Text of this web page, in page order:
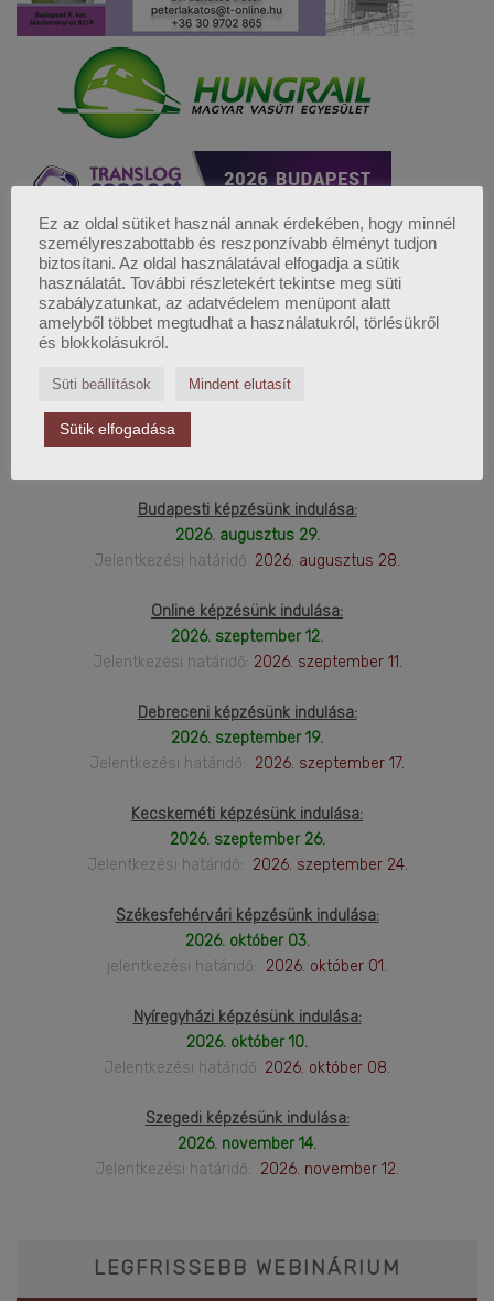
FELSŐFOKÚ LOGISZTIKAI
MENEDZSER KÉPZÉS
2026. Őszi képzéseink:
Budapesti képzésünk indulása:
2026. augusztus 29.
Jelentkezési határidő: 2026. augusztus 28.
Online képzésünk indulása:
2026. szeptember 12.
Jelentkezési határidő: 2026. szeptember 11.
Debreceni képzésünk indulása:
2026. szeptember 19.
Jelentkezési határidő: 2026. szeptember 17.
Kecskeméti képzésünk indulása:
2026. szeptember 26.
Jelentkezési határidő: 2026. szeptember 24.
Székesfehérvári képzésünk indulása:
2026. október 03.
jelentkezési határidő: 2026. október 01.
Nyíregyházi képzésünk indulása:
2026. október 10.
Jelentkezési határidő: 2026. október 08.
Szegedi képzésünk indulása:
2026. november 14.
Jelentkezési határidő: 2026. november 12.
LEGFRISSEBB WEBINÁRIUM
Ez az oldal sütiket használ annak érdekében, hogy minnél
személyreszabottabb és reszponzívabb élményt tudjon
biztosítani. Az oldal használatával elfogadja a sütik
használatát. További részletekért tekintse meg süti
szabályzatunkat, az adatvédelem menüpont alatt
amelyből többet megtudhat a használatukról, törlésükről
és blokkolásukról.
Süti beállítások Mindent elutasít
Sütik elfogadása